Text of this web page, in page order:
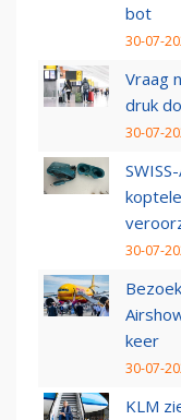
bot
30-07-
Vraag
druk
30-07-
30-07-
keer
30-07-
KLM